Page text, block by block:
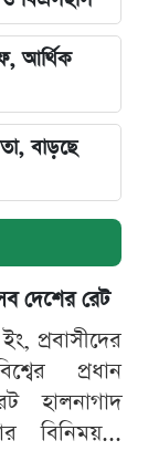
আর্থিক
বাড়ছে
দেশের রেট
প্রবাসীদের
প্রধান
হালনাগাদ
বিনিময়...